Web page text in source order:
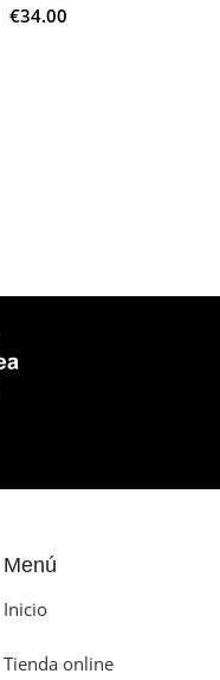
€34.00
Menú
Inicio
Tienda online